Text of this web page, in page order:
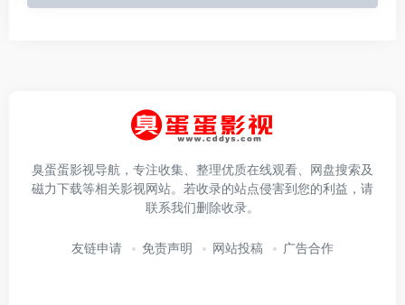
臭蛋蛋影视导航，专注收集、整理优质在线观看、网盘搜索及
磁力下载等相关影视网站。若收录的站点侵害到您的利益，请
联系我们删除收录。
友链申请 免责声明 网站投稿 广告合作